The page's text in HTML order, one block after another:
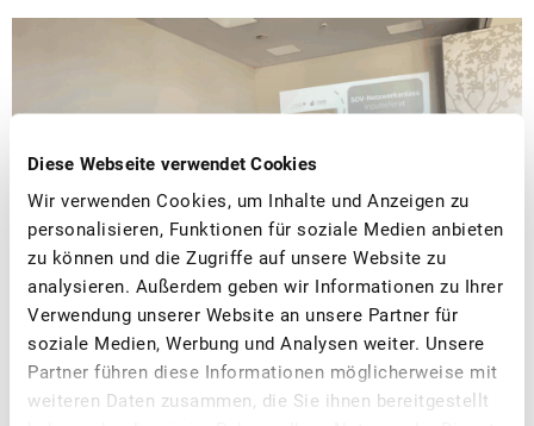
Diese Webseite verwendet Cookies
Wir verwenden Cookies, um Inhalte und Anzeigen zu
personalisieren, Funktionen für soziale Medien anbieten
zu können und die Zugriffe auf unsere Website zu
analysieren. Außerdem geben wir Informationen zu Ihrer
Verwendung unserer Website an unsere Partner für
soziale Medien, Werbung und Analysen weiter. Unsere
Partner führen diese Informationen möglicherweise mit
weiteren Daten zusammen, die Sie ihnen bereitgestellt
08.07.2026 ■ Mostobst, Verarbeitung, Verband
Erfolgreicher Netzwerkanlass Schweizer